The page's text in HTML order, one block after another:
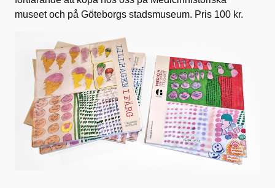
museet och på Göteborgs stadsmuseum. Pris 100 kr.